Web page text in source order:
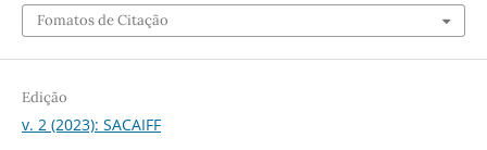
Fomatos de Citação
Edição
v. 2 (2023): SACAIFF